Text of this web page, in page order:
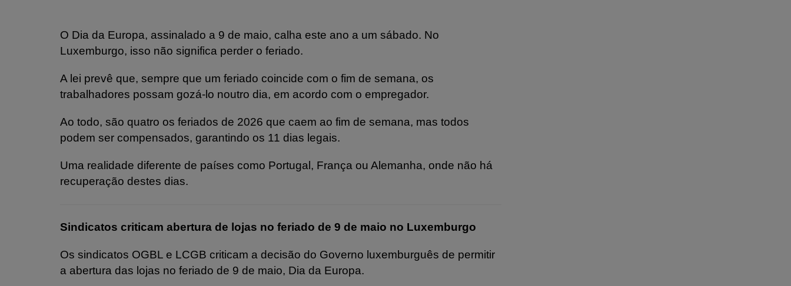
O Dia da Europa, assinalado a 9 de maio, calha este ano a um sábado. No
Luxemburgo, isso não significa perder o feriado.
A lei prevê que, sempre que um feriado coincide com o fim de semana, os
trabalhadores possam gozá-lo noutro dia, em acordo com o empregador.
Ao todo, são quatro os feriados de 2026 que caem ao fim de semana, mas todos
podem ser compensados, garantindo os 11 dias legais.
Uma realidade diferente de países como Portugal, França ou Alemanha, onde não há
recuperação destes dias.
Sindicatos criticam abertura de lojas no feriado de 9 de maio no Luxemburgo
Os sindicatos OGBL e LCGB criticam a decisão do Governo luxemburguês de permitir
a abertura das lojas no feriado de 9 de maio, Dia da Europa.